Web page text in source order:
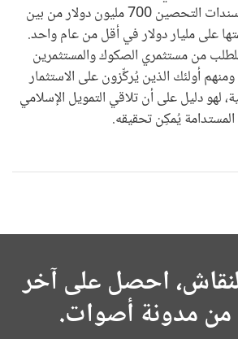
كانت حصيلة إصداري سندات التحصين 700 مليون دولار من بين
على مليار دولار في أقل من عام واحد.
من مستثمري الصكوك والمستثمرين
ومنهم أولئك الذين يُركِّزون على الاستثمار
لهو دليل على أن تلاقي التمويل الإسلامي
المستدامة يُمكِن تحقيقه.
احصل على آخر
مدونة أصوات.